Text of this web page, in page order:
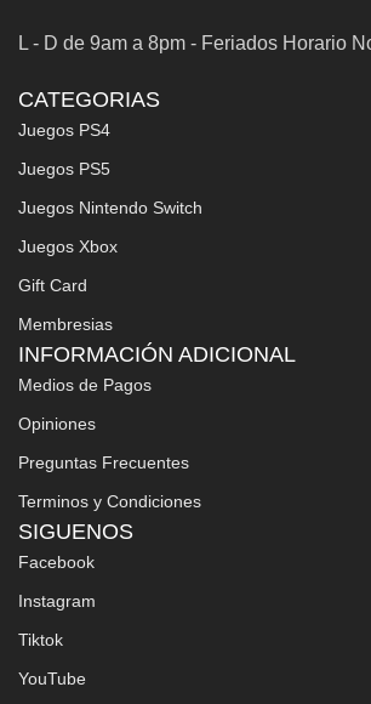
L - D de 9am a 8pm - Feriados Horario
CATEGORIAS
Juegos PS4
Juegos PS5
Juegos Nintendo Switch
Juegos Xbox
Gift Card
Membresias
INFORMACIÓN ADICIONAL
Medios de Pagos
Opiniones
Preguntas Frecuentes
Terminos y Condiciones
SIGUENOS
Facebook
Instagram
Tiktok
YouTube